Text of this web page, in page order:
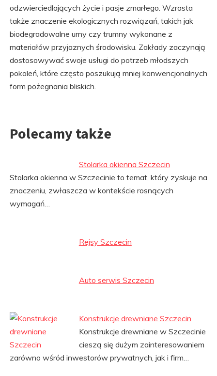
odzwierciedlających życie i pasje zmarłego. Wzrasta
także znaczenie ekologicznych rozwiązań, takich jak
biodegradowalne urny czy trumny wykonane z
materiałów przyjaznych środowisku. Zakłady zaczynają
dostosowywać swoje usługi do potrzeb młodszych
pokoleń, które często poszukują mniej konwencjonalnych
form pożegnania bliskich.
Polecamy także
Stolarka okienna Szczecin
Stolarka okienna w Szczecinie to temat, który zyskuje na
znaczeniu, zwłaszcza w kontekście rosnących
wymagań…
Rejsy Szczecin
Auto serwis Szczecin
Konstrukcje drewniane Szczecin
Konstrukcje drewniane w Szczecinie
cieszą się dużym zainteresowaniem
zarówno wśród inwestorów prywatnych, jak i firm…